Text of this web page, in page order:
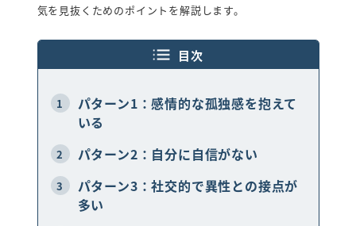
受付時間：9時～23時（年中無休）
スタッフ対応となる場合があります。
メールで相談・お問い合わせ
LINEで相談・お問い合わせ
気を見抜くためのポイントを解説します。
目次
1
パターン1：感情的な孤独感を抱えて
いる
2 パターン2：自分に自信がない
3
パターン3：社交的で異性との接点が
多い